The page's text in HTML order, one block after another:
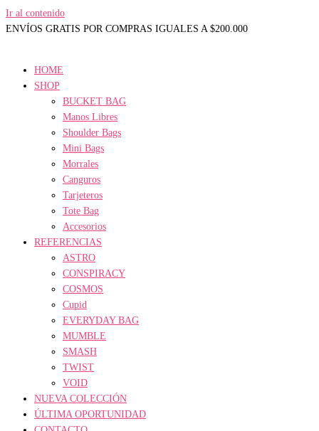
Ir al contenido
ENVÍOS GRATIS POR COMPRAS IGUALES A $200.000
HOME
SHOP
BUCKET BAG
Manos Libres
Shoulder Bags
Mini Bags
Morrales
Canguros
Tarjeteros
Tote Bag
Accesorios
REFERENCIAS
ASTRO
CONSPIRACY
COSMOS
Cupid
EVERYDAY BAG
MUMBLE
SMASH
TWIST
VOID
NUEVA COLECCIÓN
ÚLTIMA OPORTUNIDAD